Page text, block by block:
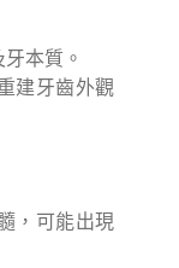
本質。
建牙齒外觀
，可能出現